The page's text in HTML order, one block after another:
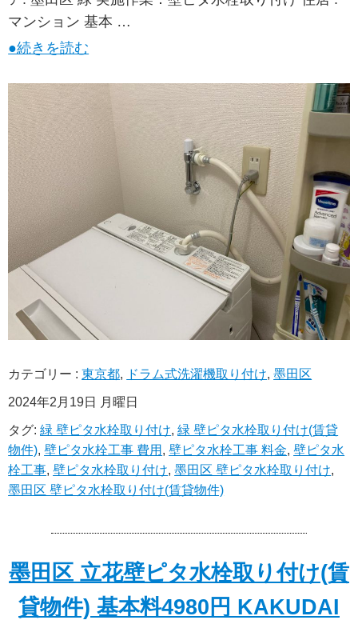
マンション 基本 …
●続きを読む
カテゴリー :東京都, ドラム式洗濯機取り付け,墨田区
2024年2月19日 月曜日
タグ:緑 壁ピタ水栓取り付け,緑 壁ピタ水栓取り付け(賃貸
物件),壁ピタ水栓工事 費用 ,壁ピタ水栓工事 料金,壁ピタ水
栓工事,壁ピタ水栓取り付け,墨田区 壁ピタ水栓取り付け,
墨田区 壁ピタ水栓取り付け(賃貸物件)
墨田区 立花壁ピタ水栓取り付け(賃
貸物件) 基本料4980円 KAKUDAI